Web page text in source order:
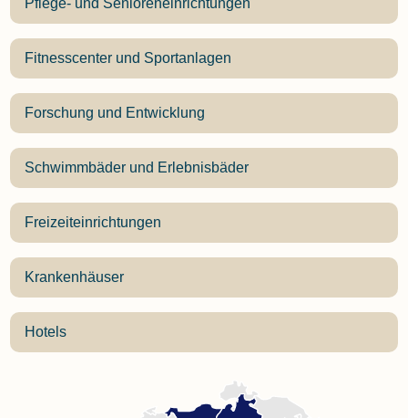
Pflege- und Senioreneinrichtungen
Fitnesscenter und Sportanlagen
Forschung und Entwicklung
Schwimmbäder und Erlebnisbäder
Freizeiteinrichtungen
Krankenhäuser
Hotels